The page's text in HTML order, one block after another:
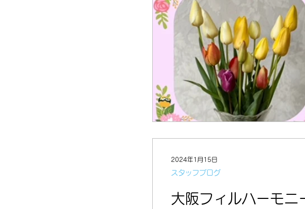
大阪フィルハーモニ
スタッフブログ
2024年1月15日